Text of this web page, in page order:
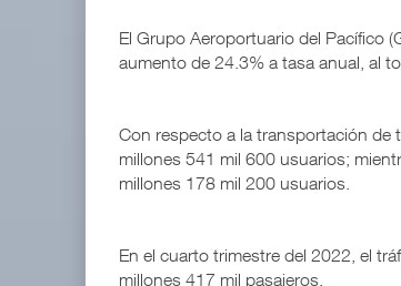
El Grupo Aeroportuario del Pacífico
aumento de 24.3% a tasa anual, al
Con respecto a la transportación de
millones 541 mil 600 usuarios;
millones 178 mil 200 usuarios.
En el cuarto trimestre del 2022, el
millones 417 mil pasajeros.